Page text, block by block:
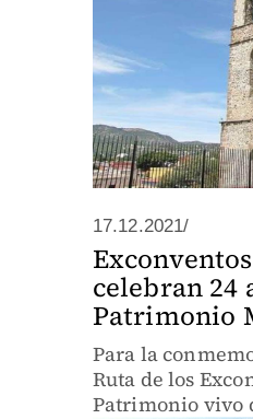
17.12.2021/
celebran 24
Patrimonio
Para la
Ruta de los
Patrimonio vivo